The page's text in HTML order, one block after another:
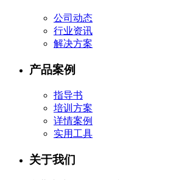
公司动态
行业资讯
解决方案
产品案例
指导书
培训方案
详情案例
实用工具
关于我们